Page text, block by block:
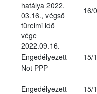
hatálya 2022.
03.16., végső
türelmi idő
vége
2022.09.16.
16/
Engedélyezett
15/
Not PPP
-
Engedélyezett 15/